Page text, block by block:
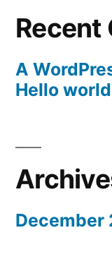
Recent
A
Hello
December